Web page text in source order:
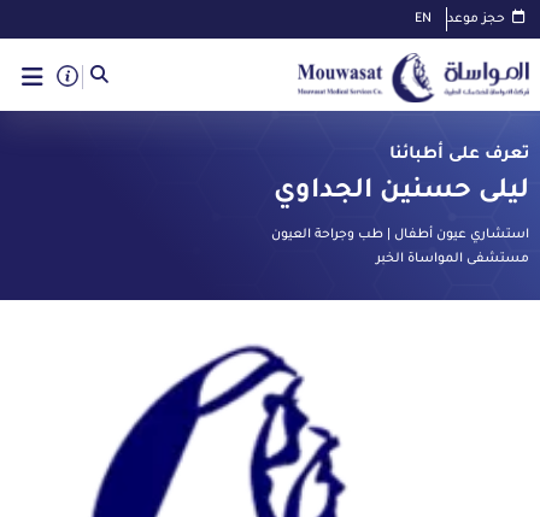
حجز موعد EN
تعرف على أطبائنا
ليلى حسنين الجداوي
استشاري عيون أطفال | طب وجراحة العيون
مستشفى المواساة الخبر